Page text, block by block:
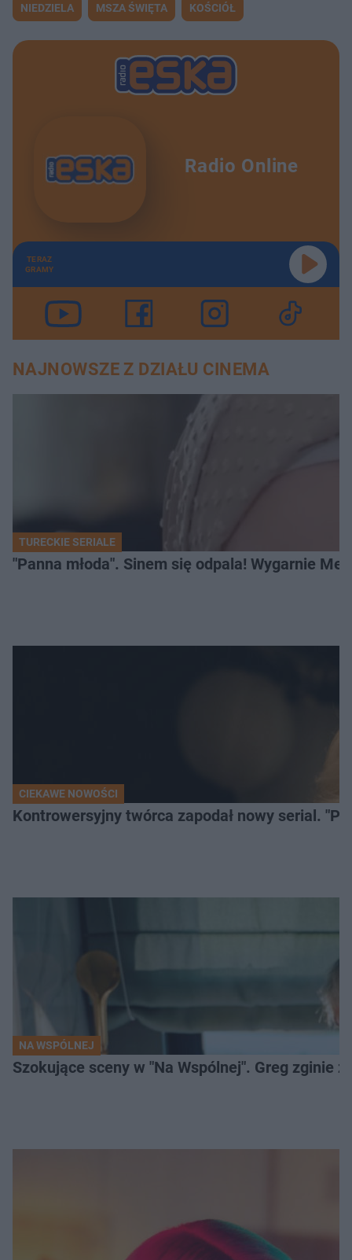
NIEDZIELA MSZA ŚWIĘTA KOŚCIÓŁ
Radio Online
TERAZ
GRAMY
NAJNOWSZE Z DZIAŁU CINEMA
TURECKIE SERIALE
"Panna młoda". Sinem się odpala! Wygarnie
CIEKAWE NOWOŚCI
Kontrowersyjny twórca zapodał nowy serial.
NA WSPÓLNEJ
Szokujące sceny w "Na Wspólnej". Greg zginie z